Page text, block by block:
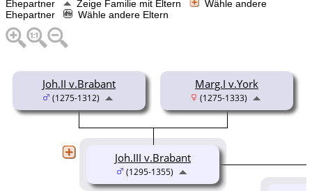
Ehepartner
Zeige Familie mit Eltern
Wähle andere
Ehepartner
Wähle andere Eltern
Joh.II v.Brabant
(1275-1312)
Marg.I v.York
(1275-1333)
Joh.III v.Brabant
(1295-1355)